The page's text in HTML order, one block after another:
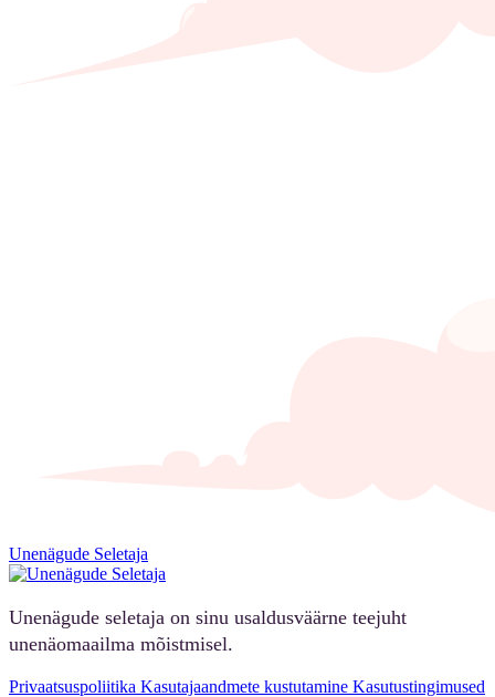
Unenägude Seletaja
Unenägude seletaja on sinu usaldusväärne teejuht
unenäomaailma mõistmisel.
Privaatsuspoliitika Kasutajaandmete kustutamine Kasutustingimused